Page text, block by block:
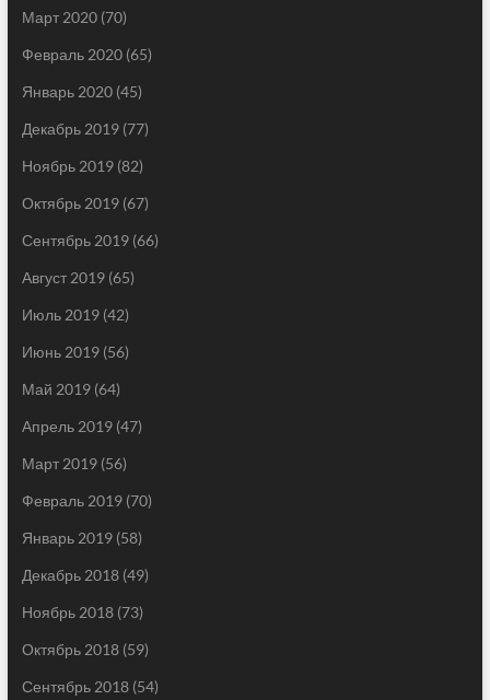
Март 2020(70)
Февраль 2020(65)
Январь 2020(45)
Декабрь 2019(77)
Ноябрь 2019(82)
Октябрь 2019(67)
Сентябрь 2019(66)
Август 2019(65)
Июль 2019(42)
Июнь 2019(56)
Май 2019(64)
Апрель 2019(47)
Март 2019(56)
Февраль 2019(70)
Январь 2019(58)
Декабрь 2018(49)
Ноябрь 2018(73)
Октябрь 2018(59)
Сентябрь 2018(54)